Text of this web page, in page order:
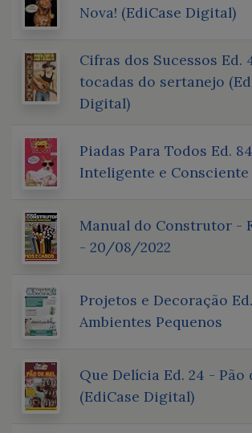
Nova! (EdiCase Digital)
Cifras dos Sucessos Ed.
tocadas do sertanejo
Digital)
Piadas Para Todos Ed.
Inteligente e Consciente
Manual do Construtor -
- 20/08/2022
Projetos e Decoração
Ambientes Pequenos
Que Delícia Ed. 24 - Pão
(EdiCase Digital)